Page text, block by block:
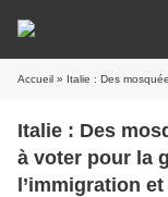
Accueil » Italie : Des mosquées appellent les
Italie : Des
à voter pour la
l’immigration